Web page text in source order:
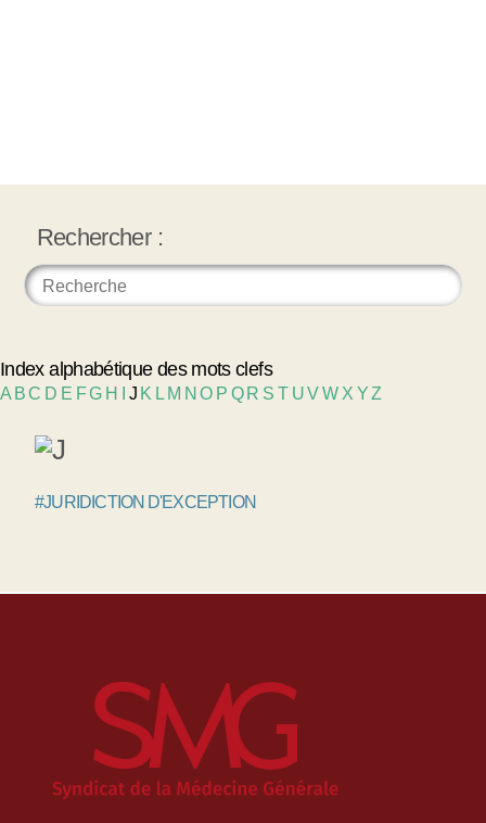
Rechercher :
Index alphabétique des mots clefs
A BC D E FG H J K L M NO P Q R S T UVW X YZ
#JURIDICTION D'EXCEPTION